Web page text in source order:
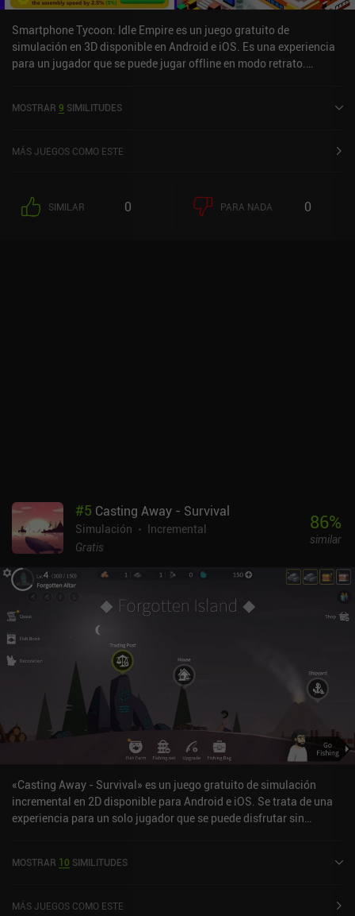
Smartphone Tycoon: Idle Empire es un juego gratuito de
simulación en 3D disponible en Android e iOS. Es una experiencia
para un jugador que se puede jugar offline en modo retrato.
sobre 5,0 en la App Store de iOS.
MOSTRAR 9 SIMILITUDES
MÁS JUEGOS COMO ESTE
SIMILAR 0 PARA NADA 0
#5 Casting Away - Survival
Simulación
Incremental
Gratis
86%
similar
«Casting Away - Survival» es un juego gratuito de simulación
incremental en 2D disponible para Android e iOS. Se trata de una
experiencia para un solo jugador que se puede disfrutar sin
lanzó en octubre de 2021 y tiene actualmente una puntuación de
iOS.
MOSTRAR 10 SIMILITUDES
MÁS JUEGOS COMO ESTE